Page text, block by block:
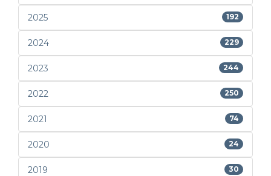
2025 192
2024 229
2023 244
2022 250
2021 74
2020 24
2019 30